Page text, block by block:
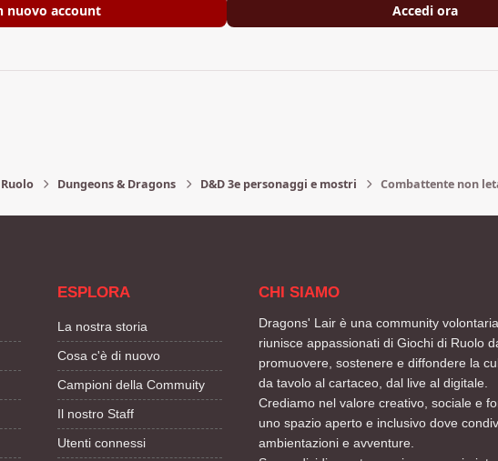
nuovo account Accedi ora
Dungeons & Dragons D&D 3e personaggi e mostri Combattente non
ESPLORA
La nostra storia
Cosa c'è di nuovo
Campioni della Commuity
Il nostro Staff
Utenti connessi
CHI SIAMO
Dragons' Lair è una community
riunisce appassionati di Giochi di Ruolo
promuovere, sostenere e diffondere la
da tavolo al cartaceo, dal live al digitale.
Crediamo nel valore creativo, sociale e
uno spazio aperto e inclusivo dove
ambientazioni e avventure.